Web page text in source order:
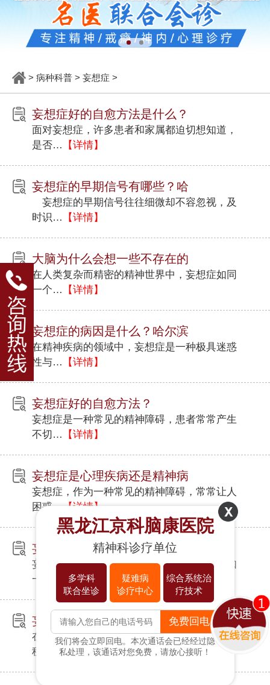
> 病种科普> 妄想症 >
妄想症好的自愈方法是什么？
面对妄想症，许多患者和家属都迫切想知道，
是否…
【详情】
妄想症的早期信号有哪些？哈
妄想症的早期信号往往细微却不容忽视，及
时识…
【详情】
大脑为什么会想一些不存在的
在人类复杂而精密的精神世界中，妄想症如同
一个…
【详情】
妄想症的病因是什么？哈尔滨
在精神疾病的领域中，妄想症是一种极具迷惑
性与…
【详情】
妄想症好的自愈方法？
妄想症是一种常见的精神障碍，患者常常产生
不切…
【详情】
妄想症是心理疾病还是精神病
妄想症，作为一种常见的精神障碍，常常让人
困惑…
【详情】
妄想症是心理疾病还是精神病
妄想症，这一神秘而又令人困扰的病症，宛如
一团…
【详情】
妄想症好的自愈方法有什么？
在人类复杂的精神世界中，妄想症如同一片神
秘而…【详情】
黑龙江京科脑康医院
精神科诊疗单位
多学科
联合坐诊
疑难病
诊疗中心
综合系统治
疗技术
免费回电
我们将会立即回电。本次通话会已经经过隐
私处理，该通话对您免费，请放心接听！